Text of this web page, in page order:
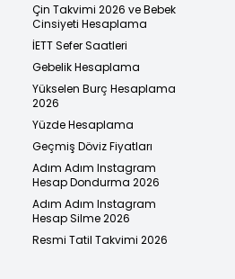
Çin Takvimi 2026 ve Bebek
Cinsiyeti Hesaplama
İETT Sefer Saatleri
Gebelik Hesaplama
Yükselen Burç Hesaplama
2026
Yüzde Hesaplama
Geçmiş Döviz Fiyatları
Adım Adım Instagram
Hesap Dondurma 2026
Adım Adım Instagram
Hesap Silme 2026
Resmi Tatil Takvimi 2026